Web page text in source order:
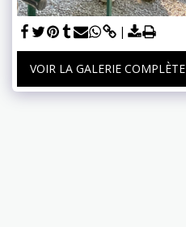
VOIR LA GALERIE COMPLÈTE